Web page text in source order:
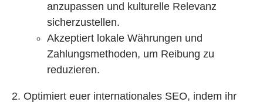
anzupassen und kulturelle Relevanz
sicherzustellen.
Akzeptiert lokale Währungen und
Zahlungsmethoden, um Reibung zu
reduzieren.
Optimiert euer internationales SEO, indem ihr